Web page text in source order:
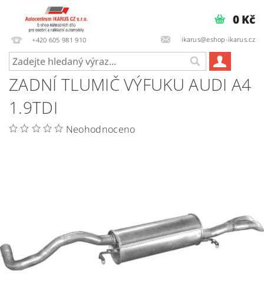
+420 605 981 910 ikarus@eshop-ikarus.cz
0 Kč
ZADNÍ TLUMIČ VÝFUKU AUDI A4
1.9TDI
Neohodnoceno